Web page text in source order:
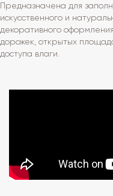
Предназначена для
искусственного и
декоративного
дорожек, открытых
доступа влаги.